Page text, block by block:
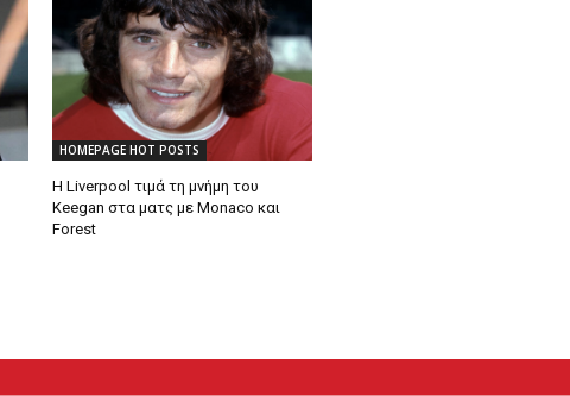
HOMEPAGE HOT POSTS
Η Liverpool τιμά τη μνήμη του
Keegan στα ματς με Monaco και
Forest